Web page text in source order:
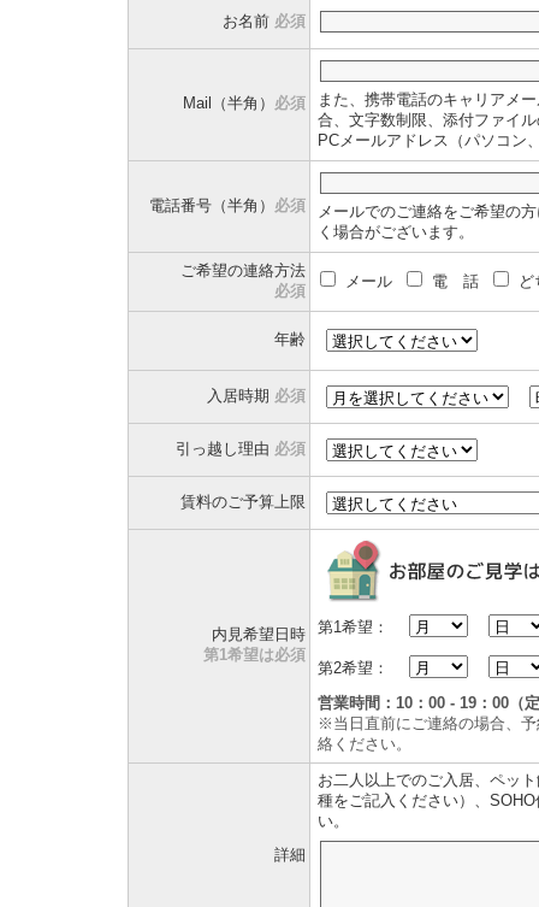
お名前 必須
Mail（半角） 必須
また、携帯電話のキャリアメ
合、文字数制限、添付ファイ
PCメールアドレス（パソコン
電話番号（半角） 必須
メールでのご連絡をご希望の
く場合がございます。
ご希望の連絡方法
必須
メール 電 話 ど
年齢
入居時期 必須
引っ越し理由 必須
賃料のご予算上限
内見希望日時
第1希望は必須
第1希望：
第2希望：
営業時間：10：00 - 19：00（
※当日直前にご連絡の場合、
絡ください。
詳細
お二人以上でのご入居、ペッ
種をご記入ください）、
い。